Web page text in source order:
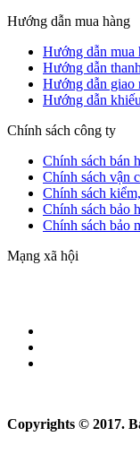
Hướng dẫn mua hàng
Hướng dẫn mua
Hướng dẫn
Hướng dẫn giao
Hướng dẫn
Chính sách công ty
Chính sách bán
Chính sách vận
Chính sách
Chính sách bảo
Chính sách bảo
Mạng xã hội
Copyrights © 2017.